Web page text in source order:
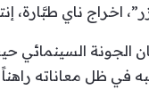
اخراج ناي طبَّارة،
السينمائي
في ظل معاناته